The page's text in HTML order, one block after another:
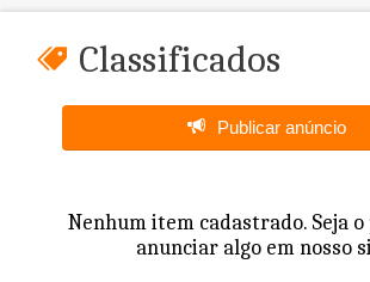
Classificados
Publicar anúncio
Nenhum item cadastrado. Seja
anunciar algo em nosso